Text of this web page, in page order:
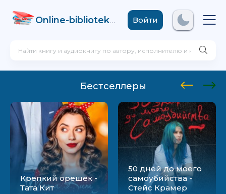
Online-biblioteka .comВойти
Бестселлеры
Крепкий орешек -
Тата Кит
50 дней до моего
самоубийства -
Стейс Крамер